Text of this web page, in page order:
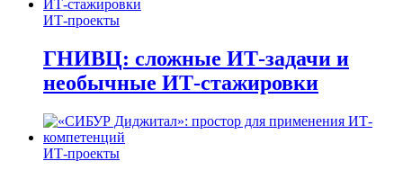
ИТ-проекты
ГНИВЦ: сложные ИТ‑задачи и
необычные ИТ‑стажировки
ИТ-проекты